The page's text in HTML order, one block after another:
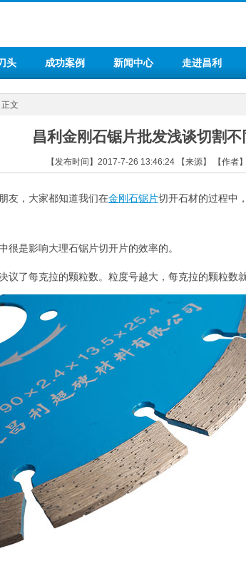
头 成功案例 新闻中心 走进昌利
文
昌利金刚石锯片批发浅谈切割
【发布时间】2017-7-26 13:46:24 【来源】 【作者
，大家都知道我们在金刚石锯片切开石材的过程中
是影响大理石锯片切开片的效率的。
了每克拉的颗粒数。粒度号越大，每克拉的颗粒数就